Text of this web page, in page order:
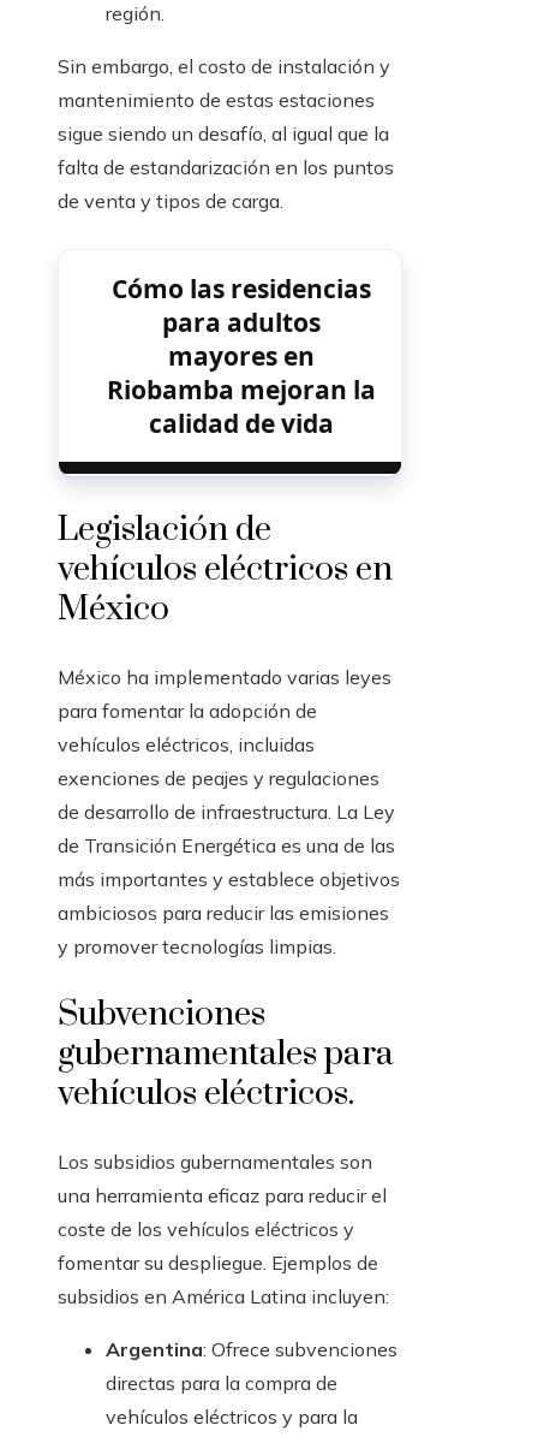
región.
Sin embargo, el costo de instalación y
mantenimiento de estas estaciones
sigue siendo un desafío, al igual que la
falta de estandarización en los puntos
de venta y tipos de carga.
Cómo las residencias
para adultos
mayores en
Riobamba mejoran la
calidad de vida
Legislación de
vehículos eléctricos en
México
México ha implementado varias leyes
para fomentar la adopción de
vehículos eléctricos, incluidas
exenciones de peajes y regulaciones
de desarrollo de infraestructura. La Ley
de Transición Energética es una de las
más importantes y establece objetivos
ambiciosos para reducir las emisiones
y promover tecnologías limpias.
Subvenciones
gubernamentales para
vehículos eléctricos.
Los subsidios gubernamentales son
una herramienta eficaz para reducir el
coste de los vehículos eléctricos y
fomentar su despliegue. Ejemplos de
subsidios en América Latina incluyen:
Argentina: Ofrece subvenciones
directas para la compra de
vehículos eléctricos y para la